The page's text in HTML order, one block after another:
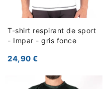
T-shirt respirant de sport
- Impar - gris fonce
24,90 €